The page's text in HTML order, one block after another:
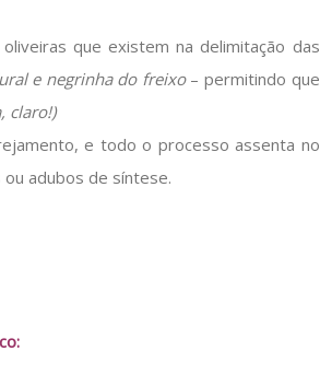
que existem na delimitação das
e negrinha do freixo– permitindo que
claro!)
e todo o processo assenta no
adubos de síntese.